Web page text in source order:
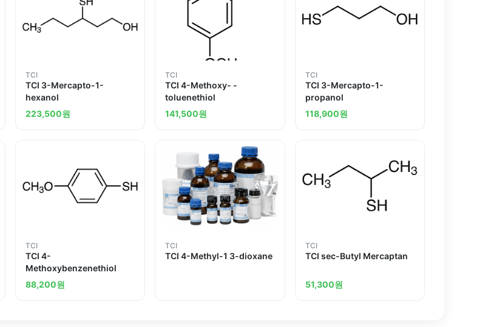
TCI
TCI 3-Mercapto-1-
hexanol
223,500원
TCI
TCI 4-Methoxy- -
toluenethiol
141,500원
TCI
TCI 3-Mercapto-1-
propanol
118,900원
TCI
TCI 4-
Methoxybenzenethiol
88,200원
TCI
TCI 4-Methyl-1 3-dioxane
TCI
TCI sec-Butyl Mercaptan
51,300원